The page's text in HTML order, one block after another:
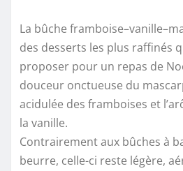
La bûche
des desserts les plus raffinés
proposer pour un repas de
douceur onctueuse du
acidulée des framboises et
la vanille.
Contrairement aux bûches à
beurre, celle-ci reste légère,